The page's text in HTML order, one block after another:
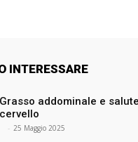
INTERESSARE
Grasso addominale e
cervello
- 25 Maggio 2025